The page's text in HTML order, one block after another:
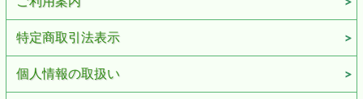
特定商取引法表示
個人情報の取扱い